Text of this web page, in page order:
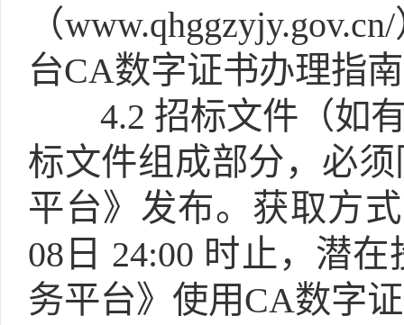
（
台CA数字证书办理指
4.2 招标文件（如
标文件组成部分，必
平台》发布。获取方
08日 24:00 时止，潜
务平台》使用CA数字